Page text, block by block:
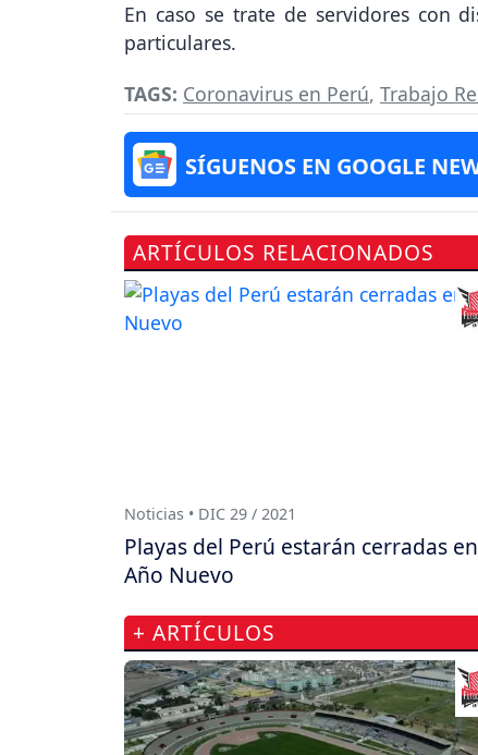
En caso se trate de servidores con
particulares.
TAGS: Coronavirus en Perú, Trabajo
SÍGUENOS EN GOOGLE
ARTÍCULOS RELACIONADOS
Noticias • DIC 29 / 2021
Playas del Perú estarán cerradas en
Año Nuevo
+ ARTÍCULOS